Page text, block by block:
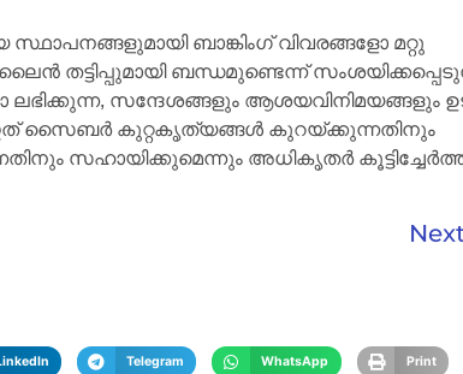
ബാങ്കിംഗ് വിവരങ്ങളോ മറ്റു
ബന്ധമുണ്ടെന്ന്
സന്ദേശങ്ങളും ആശയവിനിമയങ്ങളും
ഇത് സൈബർ കുറ്റകൃത്യങ്ങൾ കുറയ്ക്കുന്നതിനും
സഹായിക്കുമെന്നും അധികൃതർ
Telegram WhatsApp Print